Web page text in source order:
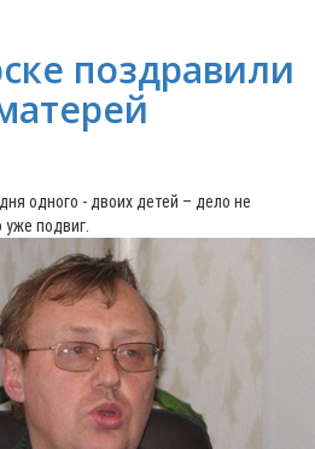
поздравили
одного - двоих детей – дело не
подвиг.